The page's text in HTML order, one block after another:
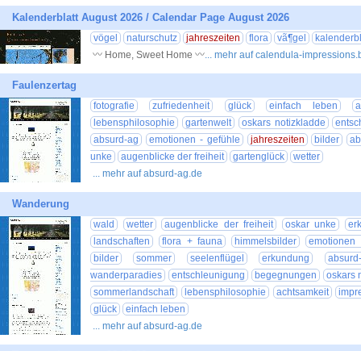
Kalenderblatt August 2026 / Calendar Page August 2026
vögel naturschutz jahreszeiten flora vã¶gel
〰 Home, Sweet Home 〰... mehr auf calendula-
Faulenzertag
fotografie zufriedenheit glück einfach leben
lebensphilosophie
gartenwelt oskars notizkladde
absurd-ag
emotionen - gefühle jahreszeiten bilder
unke
augenblicke der freiheit gartenglück
wetter
... mehr auf absurd-ag.de
Wanderung
wald wetter augenblicke der freiheit oskar unke
landschaften
flora + fauna himmelsbilder
emotionen
bilder
sommer seelenflügel erkundung
wanderparadies
entschleunigung begegnungen
oskars
sommerlandschaft
lebensphilosophie achtsamkeit
glück
einfach leben
... mehr auf absurd-ag.de